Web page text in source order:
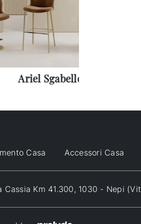
Ariel Sgabello
Casa Accessori Casa
Cassia Km 41.300, 1030 - Nepi